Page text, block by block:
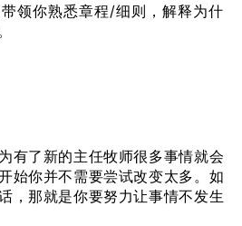
领你熟悉章程/细则，解释为什
有了新的主任牧师很多事情就会
始你并不需要尝试改变太多。如
，那就是你要努力让事情不发生